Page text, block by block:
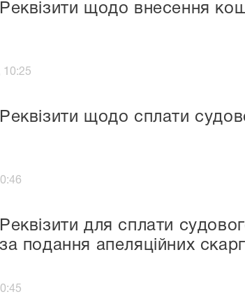
Реквізити щодо внесення
10:25
Реквізити щодо сплати
Реквізити для сплати
за подання апеляційних